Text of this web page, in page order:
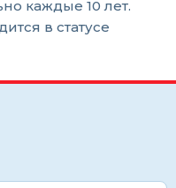
каждые 10 лет.
в статусе